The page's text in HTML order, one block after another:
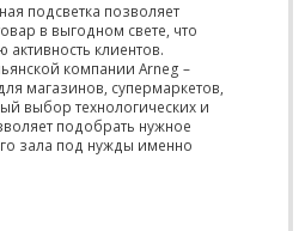
подсветка позволяет
в выгодном свете, что
активность клиентов.
компании Arneg –
магазинов, супермаркетов,
выбор технологических и
подобрать нужное
зала под нужды именно